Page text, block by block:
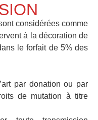
considérées comme
à la décoration de
le forfait de 5% des
par donation ou par
de mutation à titre